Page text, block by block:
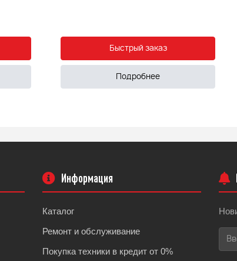
Быстрый заказ
Подробнее
Информация
Каталог
Ремонт и обслуживание
Покупка техники в кредит от 0%